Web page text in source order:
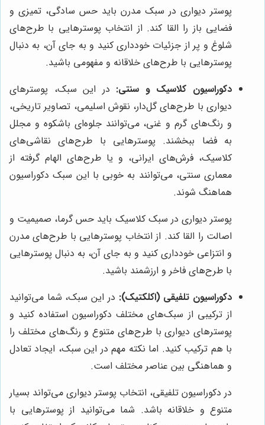
پوستر دیواری در سبک مدرن باید حس سادگی، تمیزی و
فضایی باز را القا کند. از انتخاب پوسترهایی با طرح‌های
شلوغ و پر از جزئیات خودداری کنید و به جای آن، به دنبال
پوسترهایی با طرح‌های خلاقانه و مفهومی باشید.
دکوراسیون کلاسیک و سنتی: در این سبک، پوسترهای
دیواری با طرح‌های گل‌دار، نقوش اسلیمی، تصاویر تاریخی،
و رنگ‌های گرم و غنی، می‌توانند جلوه‌ای باشکوه و مجلل
به فضا ببخشند. پوسترهایی با طرح‌های نقاشی‌های
کلاسیک، فرش‌های ایرانی، و یا طرح‌های الهام گرفته از
معماری سنتی، می‌توانند به خوبی با این سبک دکوراسیون
هماهنگ شوند.
پوستر دیواری در سبک کلاسیک باید حس گرما، صمیمیت و
اصالت را القا کند. از انتخاب پوسترهایی با طرح‌های مدرن
و انتزاعی خودداری کنید و به جای آن، به دنبال پوسترهایی
با طرح‌های فاخر و ارزشمند باشید.
دکوراسیون تلفیقی (اکلکتیک): در این سبک، شما می‌توانید
از ترکیبی از سبک‌های مختلف دکوراسیون استفاده کنید و
پوسترهای دیواری با طرح‌های متنوع و رنگ‌های مختلف را
با هم ترکیب کنید. اما نکته مهم در این سبک، ایجاد تعادل
و هماهنگی بین عناصر مختلف است.
در دکوراسیون تلفیقی، انتخاب پوستر دیواری می‌تواند بسیار
متنوع و خلاقانه باشد. شما می‌توانید از پوسترهایی با